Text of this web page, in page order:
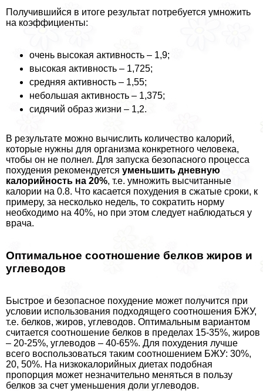
Получившийся в итоге результат потребуется умножить
на коэффициенты:
очень высокая активность – 1,9;
высокая активность – 1,725;
средняя активность – 1,55;
небольшая активность – 1,375;
сидячий образ жизни – 1,2.
В результате можно вычислить количество калорий,
которые нужны для организма конкретного человека,
чтобы он не полнел. Для запуска безопасного процесса
похудения рекомендуется уменьшить дневную
калорийность на 20%, т.е. умножить высчитанные
калории на 0.8. Что касается похудения в сжатые сроки, к
примеру, за несколько недель, то сократить норму
необходимо на 40%, но при этом следует наблюдаться у
врача.
Оптимальное соотношение белков жиров и
углеводов
Быстрое и безопасное похудение может получится при
условии использования подходящего соотношения БЖУ,
т.е. белков, жиров, углеводов. Оптимальным вариантом
считается соотношение белков в пределах 15-35%, жиров
– 20-25%, углеводов – 40-65%. Для похудения лучше
всего воспользоваться таким соотношением БЖУ: 30%,
20, 50%. На низкокалорийных диетах подобная
пропорция может незначительно меняться в пользу
белков за счет уменьшения доли углеводов.